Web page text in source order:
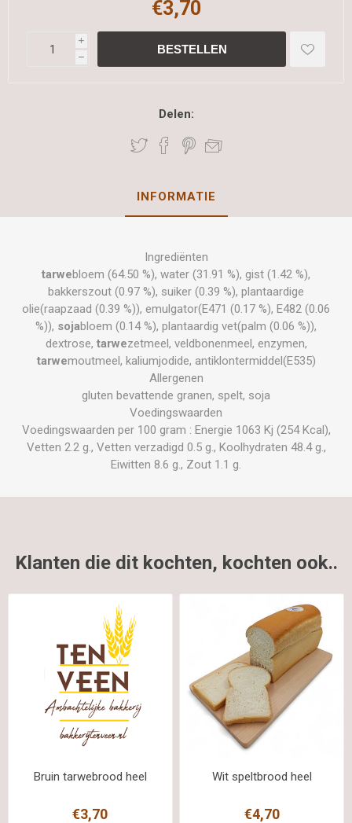
€3,70
i
h
Delen:
INFORMATIE
Ingrediënten
tarwebloem (64.50 %), water (31.91 %), gist (1.42 %),
bakkerszout (0.97 %), suiker (0.39 %), plantaardige
olie(raapzaad (0.39 %)), emulgator(E471 (0.17 %), E482 (0.06
%)), sojabloem (0.14 %), plantaardig vet(palm (0.06 %)),
dextrose, tarwezetmeel, veldbonenmeel, enzymen,
tarwemoutmeel, kaliumjodide, antiklontermiddel(E535)
Allergenen
gluten bevattende granen, spelt, soja
Voedingswaarden
Voedingswaarden per 100 gram : Energie 1063 Kj (254 Kcal),
Vetten 2.2 g., Vetten verzadigd 0.5 g., Koolhydraten 48.4 g.,
Eiwitten 8.6 g., Zout 1.1 g.
Klanten die dit kochten, kochten ook..
Bruin tarwebrood heel
€3,70
Wit speltbrood heel
€4,70